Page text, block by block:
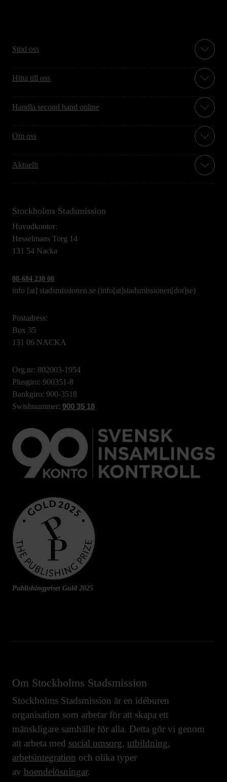
Stöd oss
Hitta till oss
Handla second hand online
Om oss
Aktuellt
Stockholms Stadsmission
Huvudkontor:
Hesselmans Torg 14
131 54 Nacka
08-684 230 00
info [at] stadsmissionen.se (info[at]stadsmissionen[dot]se)
Postadress:
Box 35
131 06 NACKA
Org.nr: 802003-1954
Plusgiro: 900351-8
Bankgiro: 900-3518
Swishnummer: 900 35 18
Publishingpriset Guld 2025
Om Stockholms Stadsmission
Stockholms Stadsmission är en idéburen
organisation som arbetar för att skapa ett
mänskligare samhälle för alla. Detta gör vi genom
att arbeta med social omsorg, utbildning,
arbetsintegration och olika typer
av boendelösningar.